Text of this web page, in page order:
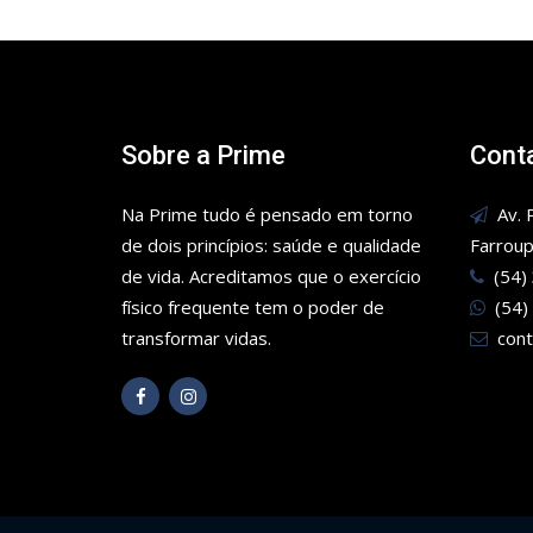
Sobre a Prime
Na Prime tudo é pensado em torno
de dois princípios: saúde e qualidade
de vida. Acreditamos que o exercício
físico frequente tem o poder de
transformar vidas.
Av.
(54)
(54)